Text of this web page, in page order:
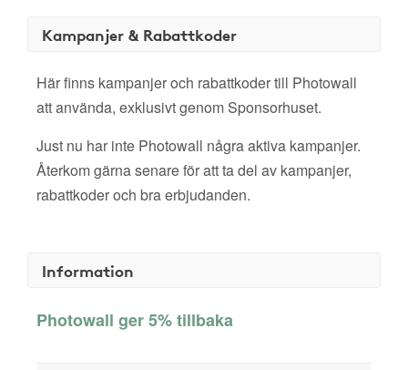
Kampanjer & Rabattkoder
Här finns kampanjer och rabattkoder till Photowall
att använda, exklusivt genom Sponsorhuset.
Just nu har inte Photowall några aktiva kampanjer.
Återkom gärna senare för att ta del av kampanjer,
rabattkoder och bra erbjudanden.
Information
Photowall ger 5% tillbaka